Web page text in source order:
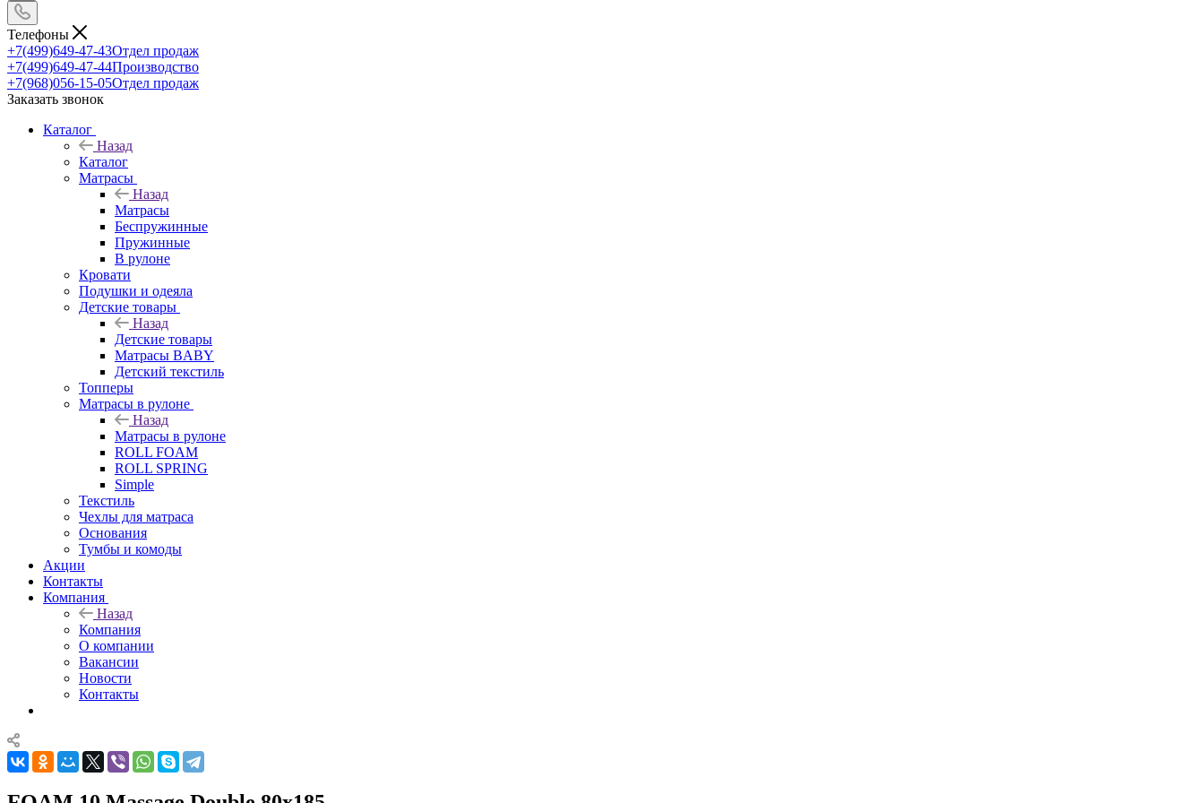
Телефоны
+7(499)649-47-43Отдел продаж
+7(499)649-47-44Производство
+7(968)056-15-05Отдел продаж
Заказать звонок
Каталог
Назад
Каталог
Матрасы
Назад
Матрасы
Беспружинные
Пружинные
В рулоне
Кровати
Подушки и одеяла
Детские товары
Назад
Детские товары
Матрасы BABY
Детский текстиль
Топперы
Матрасы в рулоне
Назад
Матрасы в рулоне
ROLL FOAM
ROLL SPRING
Simple
Текстиль
Чехлы для матраса
Основания
Тумбы и комоды
Акции
Контакты
Компания
Назад
Компания
О компании
Вакансии
Новости
Контакты